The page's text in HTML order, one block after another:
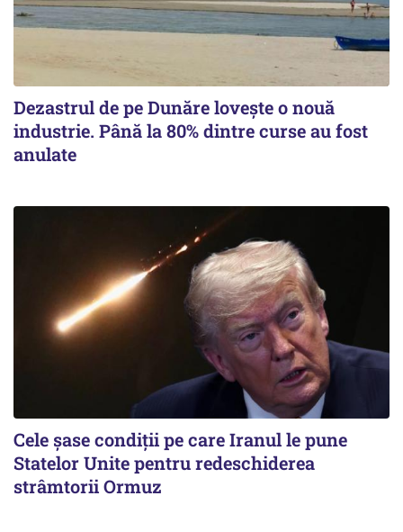
Dezastrul de pe Dunăre lovește o nouă
industrie. Până la 80% dintre curse au fost
anulate
Cele șase condiții pe care Iranul le pune
Statelor Unite pentru redeschiderea
strâmtorii Ormuz